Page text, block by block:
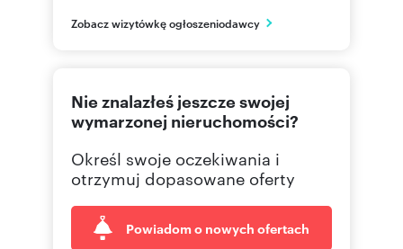
mazowieckie
(22) 4 Pokaż fax
Zobacz wizytówkę ogłoszeniodawcy
Nie znalazłeś jeszcze swojej
wymarzonej nieruchomości?
Określ swoje oczekiwania i
otrzymuj dopasowane oferty
Powiadom o nowych ofertach